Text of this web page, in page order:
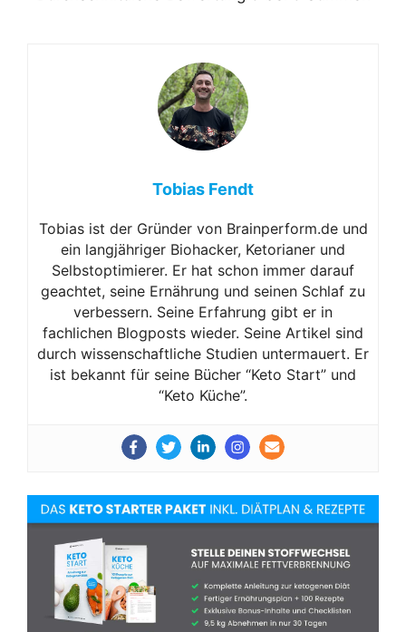
Tobias Fendt
Tobias ist der Gründer von Brainperform.de und
ein langjähriger Biohacker, Ketorianer und
Selbstoptimierer. Er hat schon immer darauf
geachtet, seine Ernährung und seinen Schlaf zu
verbessern. Seine Erfahrung gibt er in
fachlichen Blogposts wieder. Seine Artikel sind
durch wissenschaftliche Studien untermauert. Er
ist bekannt für seine Bücher “Keto Start” und
“Keto Küche”.